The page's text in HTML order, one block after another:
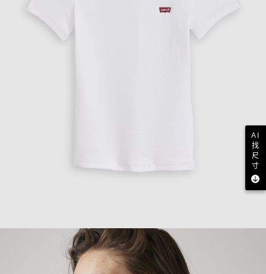
AI
找
尺
寸